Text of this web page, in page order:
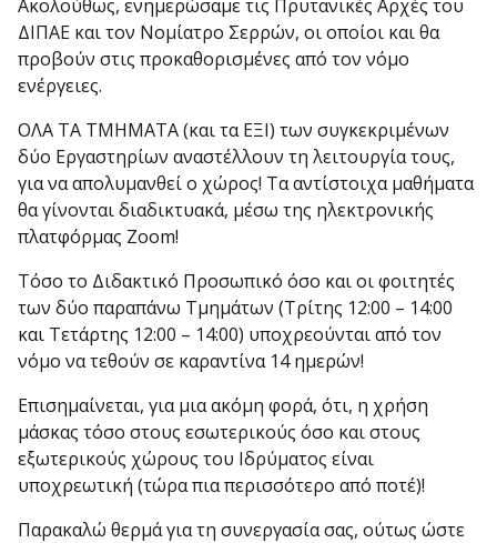
Ακολούθως, ενημερώσαμε τις Πρυτανικές Αρχές του
ΔΙΠΑΕ και τον Νομίατρο Σερρών, οι οποίοι και θα
προβούν στις προκαθορισμένες από τον νόμο
ενέργειες.
ΟΛΑ ΤΑ ΤΜΗΜΑΤΑ (και τα ΕΞΙ) των συγκεκριμένων
δύο Εργαστηρίων αναστέλλουν τη λειτουργία τους,
για να απολυμανθεί ο χώρος! Τα αντίστοιχα μαθήματα
θα γίνονται διαδικτυακά, μέσω της ηλεκτρονικής
πλατφόρμας Zoom!
Τόσο το Διδακτικό Προσωπικό όσο και οι φοιτητές
των δύο παραπάνω Τμημάτων (Τρίτης 12:00 – 14:00
και Τετάρτης 12:00 – 14:00) υποχρεούνται από τον
νόμο να τεθούν σε καραντίνα 14 ημερών!
Επισημαίνεται, για μια ακόμη φορά, ότι, η χρήση
μάσκας τόσο στους εσωτερικούς όσο και στους
εξωτερικούς χώρους του Ιδρύματος είναι
υποχρεωτική (τώρα πια περισσότερο από ποτέ)!
Παρακαλώ θερμά για τη συνεργασία σας, ούτως ώστε